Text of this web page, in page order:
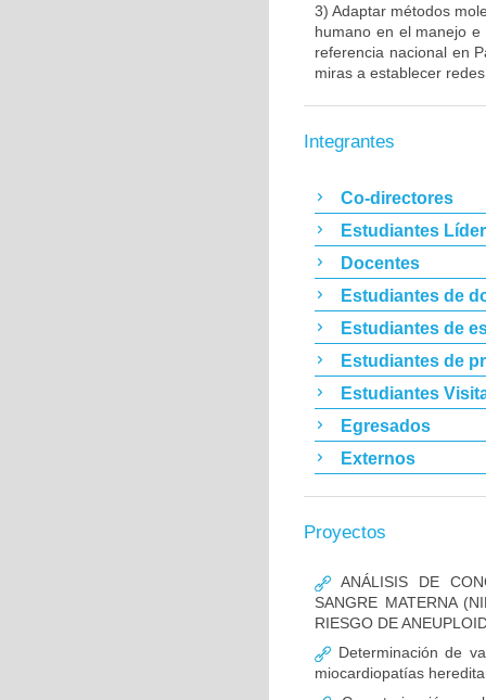
3) Adaptar métodos
humano en el manejo
referencia nacional en
miras a establecer
Integrantes
Co-directores
Estudiantes
Docentes
Estudiantes de
Estudiantes de
Estudiantes de
Estudiantes
Egresados
Externos
Proyectos
ANÁLISIS DE
SANGRE MATERNA
RIESGO DE
Determinación de
miocardiopatías